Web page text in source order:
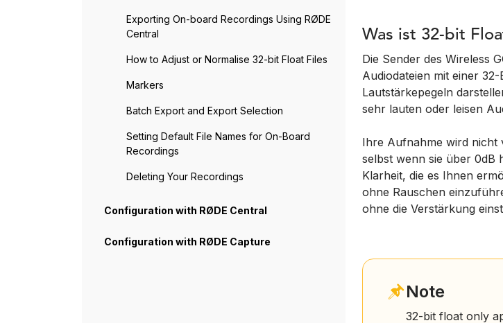
Exporting On-board Recordings Using RØDE
Central
How to Adjust or Normalise 32-bit Float Files
Markers
Batch Export and Export Selection
Setting Default File Names for On-Board
Recordings
Deleting Your Recordings
Configuration with RØDE Central
Configuration with RØDE Capture
Was ist 32-bit
Die Sender des Wireless
Audiodateien mit einer
Lautstärkepegeln
sehr lauten oder leisen
Ihre Aufnahme wird nicht
selbst wenn sie über 0dB
Klarheit, die es Ihnen
ohne Rauschen
ohne die Verstärkung
Note
32-bit float only